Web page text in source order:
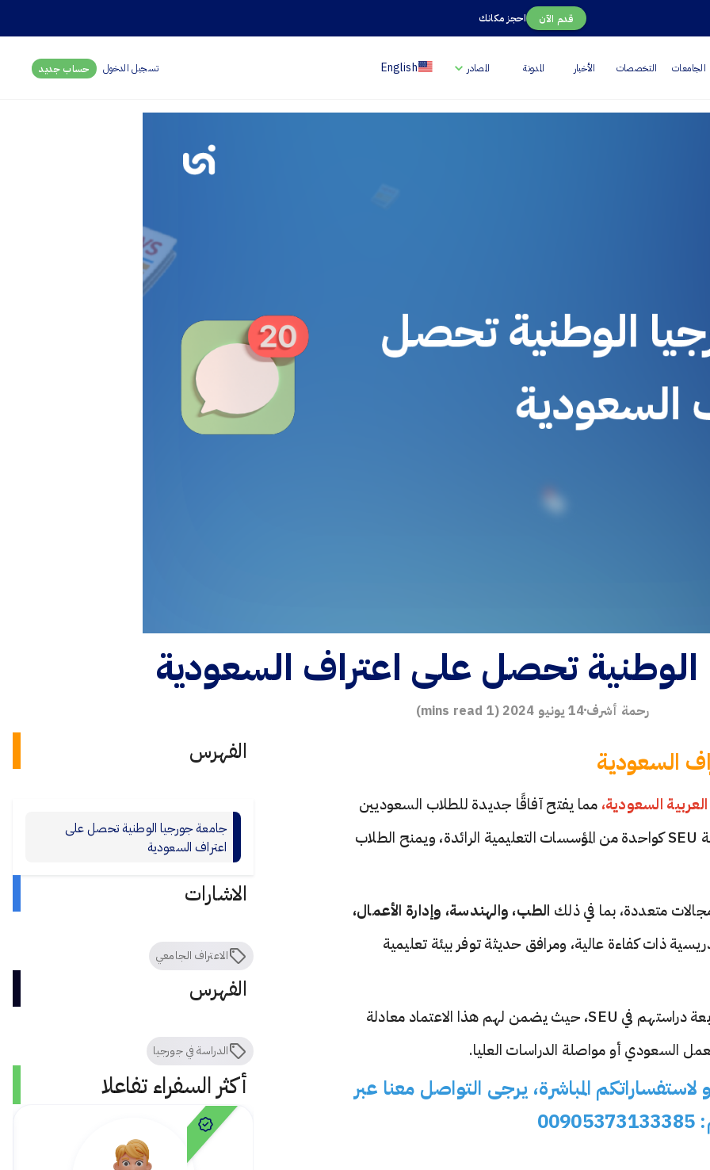
احجز مكانك قدم الآن
الجامعات التخصصات الأخبار المدونة المصادر English تسجبل الدخول حساب جديد
الوطنية تحصل على اعتراف السعودية
رحمة أشرف14 يونيو 2024 (
1
السعودية
السعودية، مما يفتح آفاقًا جديدة للطلاب السعوديين
الراغبين في متابعة دراساتهم في الخارج. يعزز هذا الاعتراف مكانة SEU كواحدة من المؤسسات التعليمية الرائدة، ويمنح الطلاب
متعددة، بما في ذلك الطب، والهندسة، وإدارة الأعمال،
ذات كفاءة عالية، ومرافق حديثة توفر بيئة تعليمية
يمكن للطلاب السعوديين الآن الاستفادة من هذا الاعتراف لمتابعة دراستهم في SEU، حيث يضمن لهم هذا الاعتماد معادلة
السعودي أو مواصلة الدراسات العليا.
المباشرة، يرجى التواصل معنا عبر
الفهرس
جامعة جورجيا الوطنية تحصل على
اعتراف السعودية
الاشارات
الاعتراف الجامعي
الفهرس
الدراسة في جورجيا
أكثر السفراء تفاعلا